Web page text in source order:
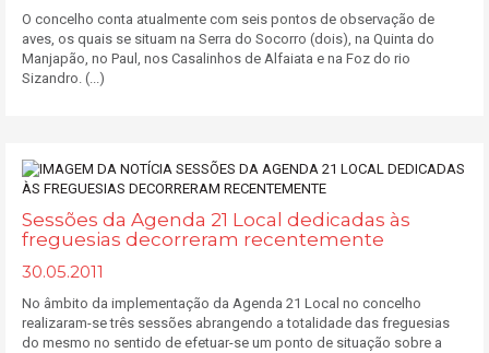
O concelho conta atualmente com seis pontos de observação de
aves, os quais se situam na Serra do Socorro (dois), na Quinta do
Manjapão, no Paul, nos Casalinhos de Alfaiata e na Foz do rio
Sizandro. (...)
Sessões da Agenda 21 Local dedicadas às
freguesias decorreram recentemente
30.05.2011
No âmbito da implementação da Agenda 21 Local no concelho
realizaram-se três sessões abrangendo a totalidade das freguesias
do mesmo no sentido de efetuar-se um ponto de situação sobre a